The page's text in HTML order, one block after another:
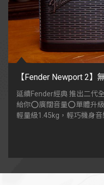
【Fender Newport 2】
延續Fender經典 推出二代
給你⭕廣闊音量⭕單體升
輕量級1.45kg，輕巧機身音